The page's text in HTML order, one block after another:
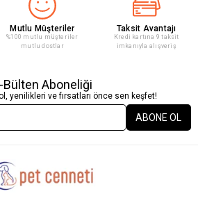
Mutlu Müşteriler
%100 mutlu müşteriler
mutlu dostlar
Taksit Avantajı
Kredi kartına 9 taksit
imkanıyla alışveriş
Bülten Aboneliği
yenilikleri ve fırsatları önce sen keşfet!
ABONE OL